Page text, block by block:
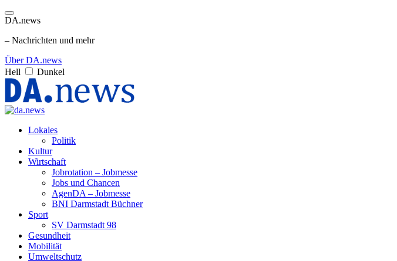
DA.news
– Nachrichten und mehr
Über DA.news
Hell
Dunkel
Lokales
Politik
Kultur
Wirtschaft
Jobrotation – Jobmesse
Jobs und Chancen
AgenDA – Jobmesse
BNI Darmstadt Büchner
Sport
SV Darmstadt 98
Gesundheit
Mobilität
Umweltschutz